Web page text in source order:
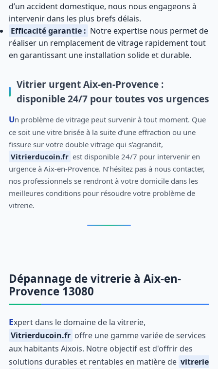
d’un accident domestique, nous nous engageons à
intervenir dans les plus brefs délais.
Efficacité garantie : Notre expertise nous permet de
réaliser un remplacement de vitrage rapidement tout
en garantissant une installation solide et durable.
Vitrier urgent Aix-en-Provence :
disponible 24/7 pour toutes vos urgences
Un problème de vitrage peut survenir à tout moment. Que
ce soit une vitre brisée à la suite d’une effraction ou une
fissure sur votre double vitrage qui s’agrandit,
Vitrierducoin.fr est disponible 24/7 pour intervenir en
urgence à Aix-en-Provence. N’hésitez pas à nous contacter,
nos professionnels se rendront à votre domicile dans les
meilleures conditions pour résoudre votre problème de
vitrerie.
Dépannage de vitrerie à Aix-en-
Provence 13080
Expert dans le domaine de la vitrerie,
Vitrierducoin.fr offre une gamme variée de services
aux habitants Aixois. Notre objectif est d'offrir des
solutions durables et rentables en matière de vitrerie